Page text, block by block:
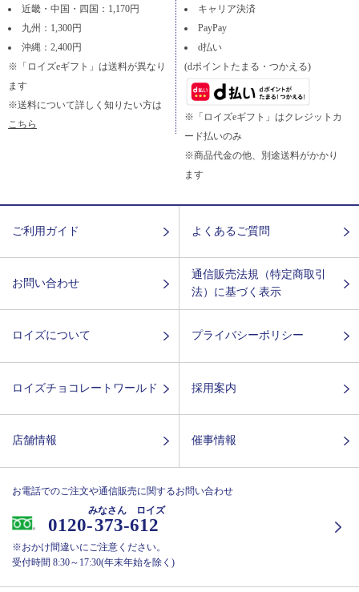
近畿・中国・四国：1,170円
九州：1,300円
沖縄：2,400円
※「ロイズeギフト」は送料が異なり
ます
※送料について詳しく知りたい方は
こちら
キャリア決済
PayPay
d払い
(dポイントたまる・つかえる)
※「ロイズeギフト」はクレジットカ
ード払いのみ
※商品代金の他、別途送料がかかり
ます
ご利用ガイド よくあるご質問
お問い合わせ
通信販売法規（特定商取引
法）に基づく表示
ロイズについて プライバシーポリシー
ロイズチョコレートワールド 採用案内
店舗情報 催事情報
お電話でのご注文や通信販売に関するお問い合わせ
0120-373-612
みなさん ロイズ
※おかけ間違いにご注意ください。
受付時間 8:30～17:30(年末年始を除く)